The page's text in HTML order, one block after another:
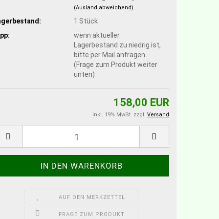
(Ausland abweichend)
1 Stück
wenn aktueller
Lagerbestand zu niedrig ist,
bitte per Mail anfragen.
(Frage zum Produkt weiter
unten)
158,00 EUR
inkl. 19% MwSt. zzgl. Versand
AUF DEN MERKZETTEL
FRAGE ZUM PRODUKT